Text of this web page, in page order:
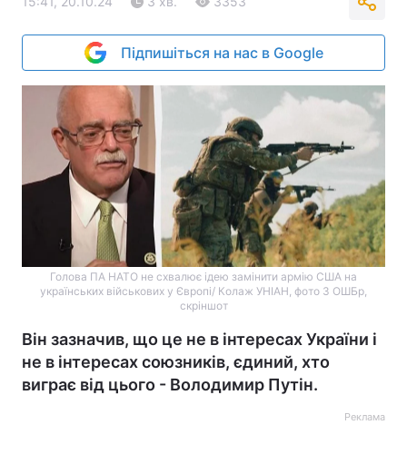
Підпишіться на нас в Google
Голова ПА НАТО не схвалює ідею замінити армію США на
українських військових у Європі/ Колаж УНІАН, фото 3 ОШБр,
скріншот
Він зазначив, що це не в інтересах України і
не в інтересах союзників, єдиний, хто
виграє від цього - Володимир Путін.
Реклама